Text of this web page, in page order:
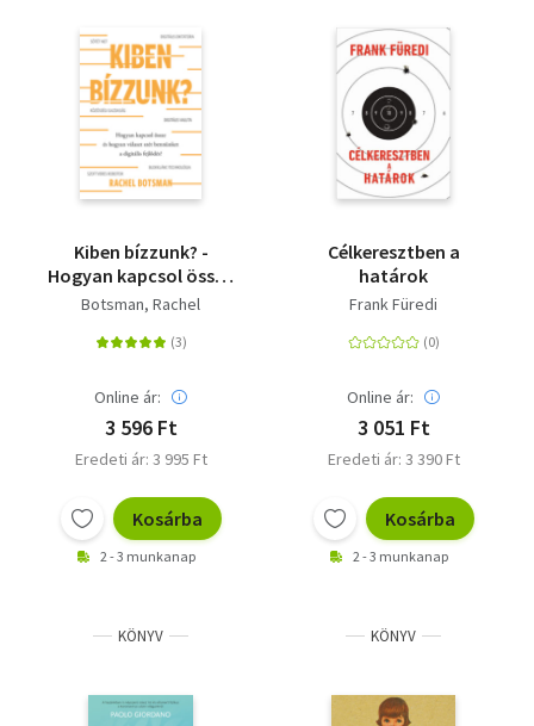
Kiben bízzunk? -
Hogyan kapcsol össze
és hogyan választ szét
fejlődés?
Botsman, Rachel
Online ár:
3 596 Ft
Eredeti ár: 3 995 Ft
Kosárba
2 - 3 munkanap
Célkeresztben a
határok
Frank Füredi
Online ár:
3 051 Ft
Eredeti ár: 3 390 Ft
Kosárba
2 - 3 munkanap
KÖNYV KÖNYV